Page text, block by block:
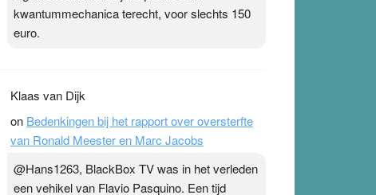
kwantummechanica terecht, voor slechts 150
euro.
Klaas van Dijk
on Bedenkingen bij het rapport over oversterfte
van Ronald Meester en Marc Jacobs
@Hans1263, BlackBox TV was in het verleden
een vehikel van Flavio Pasquino. Een tijd